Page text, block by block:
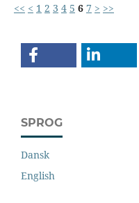
<< < 1 2 3 4 5 6 7 > >>
SPROG
Dansk
English